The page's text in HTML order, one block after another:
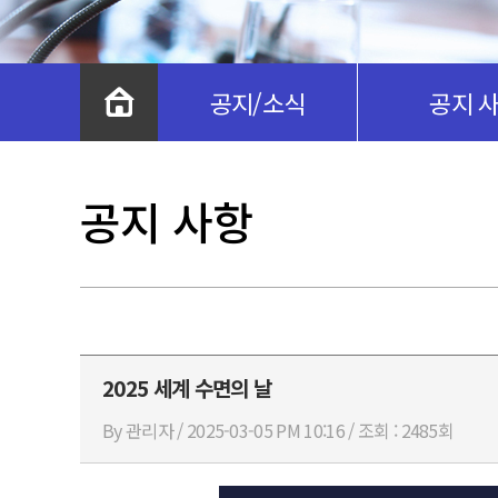
공지/소식 공지
공지 사항
2025 세계 수면의 날
By 관리자 / 2025-03-05 PM 10:16 / 조회 : 2485회